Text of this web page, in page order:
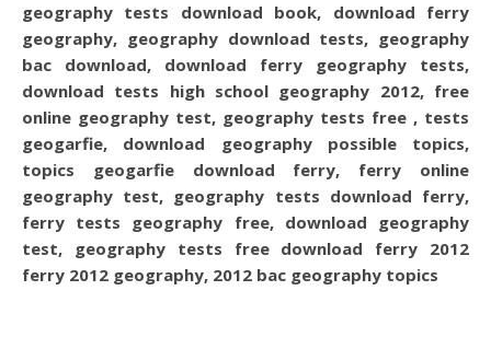
geography tests download book, download ferry
geography, geography download tests, geography
bac download, download ferry geography tests,
download tests high school geography 2012, free
online geography test, geography tests free , tests
geogarfie, download geography possible topics,
topics geogarfie download ferry, ferry online
geography test, geography tests download ferry,
ferry tests geography free, download geography
test, geography tests free download ferry 2012
ferry 2012 geography, 2012 bac geography topics